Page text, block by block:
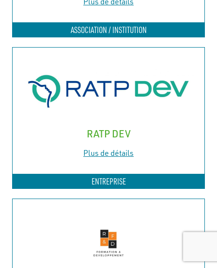
ASSOCIATION / INSTITUTION
RATP DEV
Plus de détails
ENTREPRISE